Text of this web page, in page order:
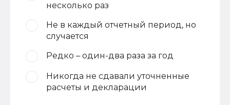
несколько раз
Не в каждый отчетный период, но
случается
Редко – один-два раза за год
Никогда не сдавали уточненные
расчеты и декларации